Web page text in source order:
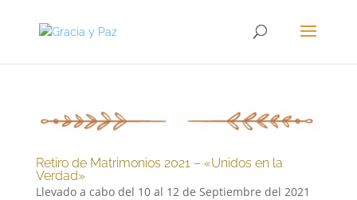
Retiro de Matrimonios 2021 – «Unidos en la
Verdad»
Llevado a cabo del 10 al 12 de Septiembre del 2021